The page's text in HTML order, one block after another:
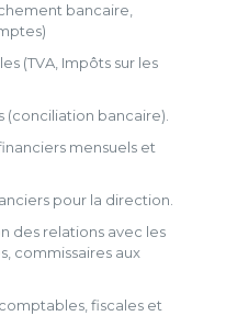
bancaire,
(TVA, Impôts sur les
(conciliation bancaire).
mensuels et
pour la direction.
des relations avec les
commissaires aux
fiscales et